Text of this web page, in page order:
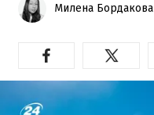
Милена Бордакова